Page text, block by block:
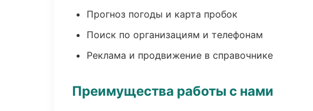
Прогноз погоды и карта пробок
Поиск по организациям и телефонам
Реклама и продвижение в справочнике
Преимущества работы с нами